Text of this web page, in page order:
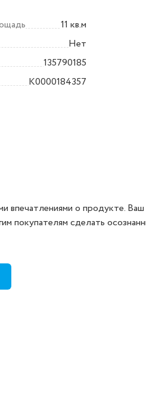
11 кв.м
Нет
135790185
K0000184357
впечатлениями о продукте.
покупателям сделать